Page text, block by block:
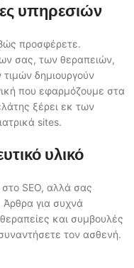
υπηρεσιών
προσφέρετε.
σας, των θεραπειών,
δημιουργούν
που εφαρμόζουμε στα
ξέρει εκ των
sites.
υλικό
SEO, αλλά σας
Άρθρα για συχνά
και συμβουλές
τον ασθενή.